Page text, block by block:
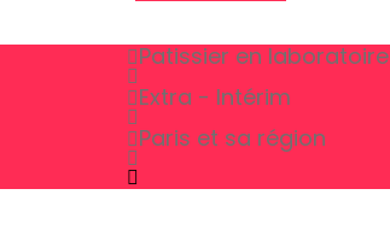
Patissier en laboratoire
Extra - Intérim
Paris et sa région